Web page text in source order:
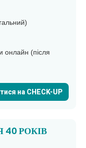
онлайн (після
на CHECK-UP
РОКІВ